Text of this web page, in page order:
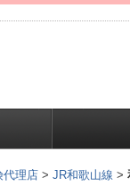
代理店 > JR和歌山線 >